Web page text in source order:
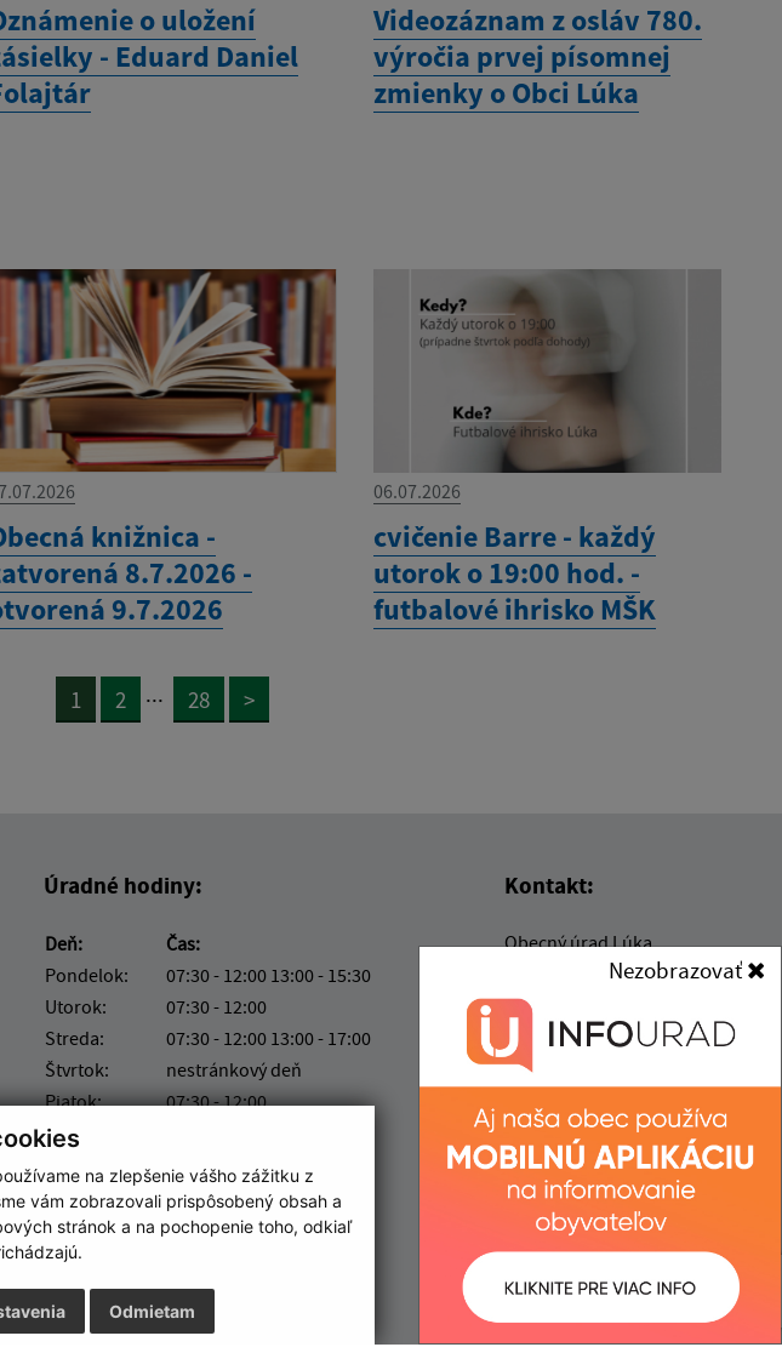
na zlepšenie vášho zážitku z
vám zobrazovali prispôsobený obsah a
stránok a na pochopenie toho, odkiaľ
Odmietam
o uložení
- Eduard Daniel
Videozáznam z osláv 780.
výročia prvej písomnej
zmienky o Obci Lúka
knižnica -
8.7.2026 -
9.7.2026
06.07.2026
cvičenie Barre - každý
utorok o 19:00 hod. -
futbalové ihrisko MŠK
1 2 ... 28 >
Úradné hodiny:
Deň:
Čas:
Pondelok:
07:30 - 12:00 13:00 - 15:30
Utorok:
07:30 - 12:00
Streda:
07:30 - 12:00 13:00 - 17:00
Štvrtok:
nestránkový deň
Piatok:
07:30 - 12:00
Kontakt:
Obecný úrad Lúka
916 33 Lúka
kancelaria@obecluka.sk
+421 337 730 566
IČO: 00311758
Nezobrazovať